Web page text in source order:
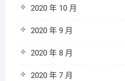
2020 年 10 月
2020 年 9 月
2020 年 8 月
2020 年 7 月